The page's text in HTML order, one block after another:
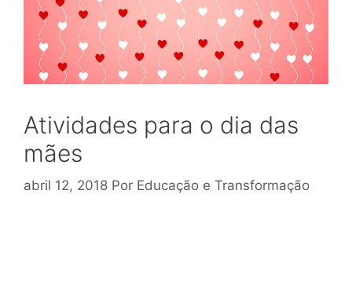
Atividades para o dia das
mães
abril 12, 2018 Por Educação e Transformação